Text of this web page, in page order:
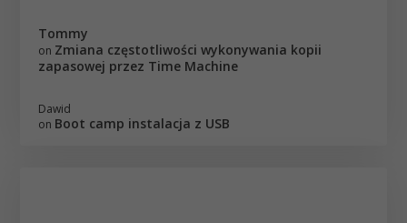
Tommy
on Zmiana częstotliwości wykonywania kopii
zapasowej przez Time Machine
Dawid
on Boot camp instalacja z USB